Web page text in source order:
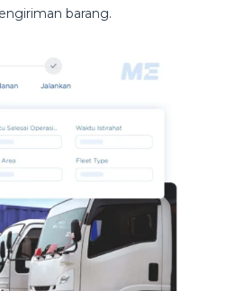
barang.